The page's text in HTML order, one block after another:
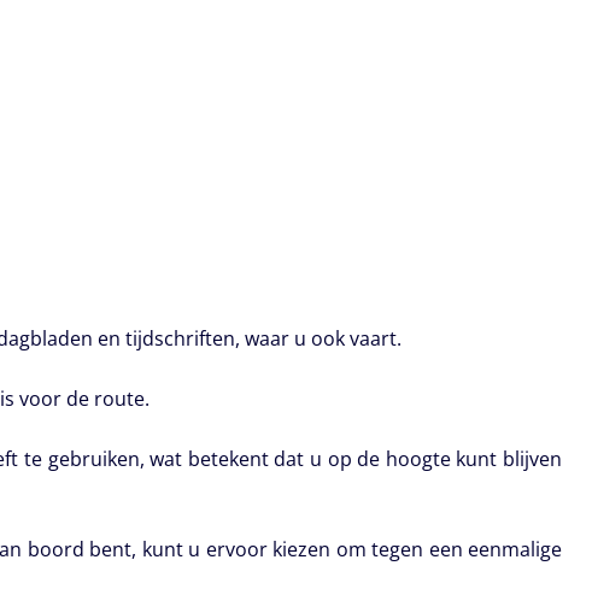
en tijdschriften, waar u ook vaart.
voor de route.
te gebruiken, wat betekent dat u op de hoogte kunt blijven
boord bent, kunt u ervoor kiezen om tegen een eenmalige